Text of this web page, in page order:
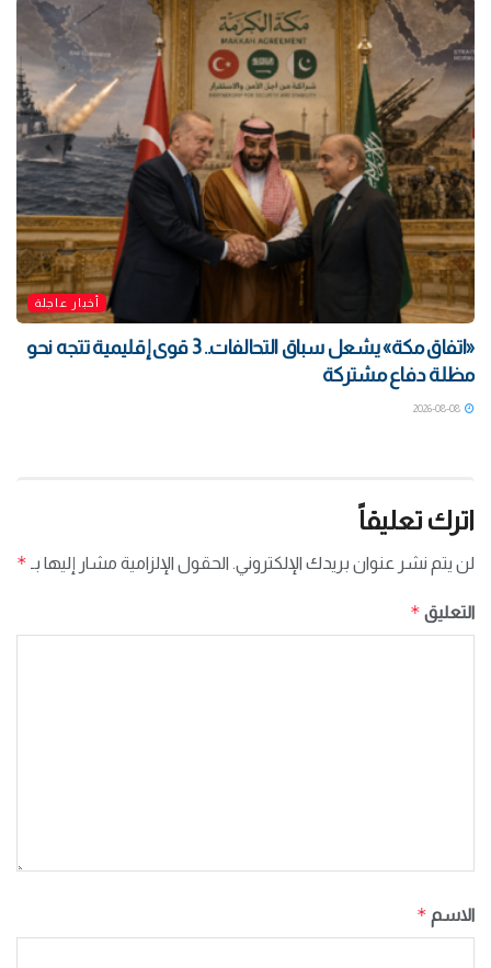
أخبار عاجلة
«اتفاق مكة» يشعل سباق التحالفات.. 3 قوى إقليمية تتجه نحو
مظلة دفاع مشتركة
اترك تعليقاً
لن يتم نشر عنوان بريدك الإلكتروني. الحقول الإلزامية مشار إليها بـ *
التعليق *
الاسم *